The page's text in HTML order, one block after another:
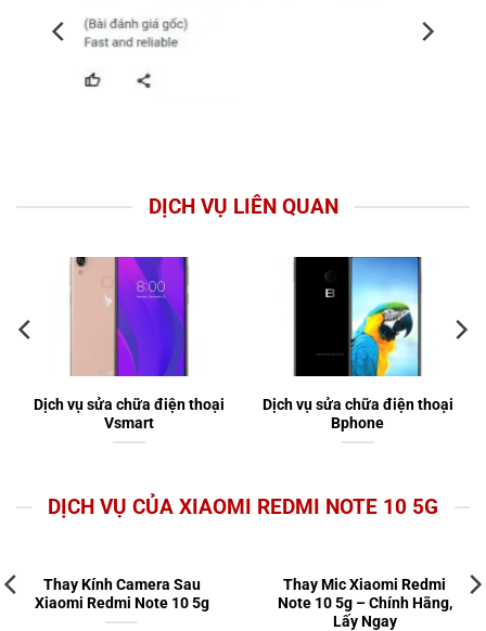
DỊCH VỤ LIÊN QUAN
Dịch vụ sửa chữa điện thoại
Vsmart
Dịch vụ sửa chữa điện thoại
Bphone
DỊCH VỤ CỦA XIAOMI REDMI NOTE 10 5G
Thay Kính Camera Sau
Xiaomi Redmi Note 10 5g
Thay Mic Xiaomi Redmi
Note 10 5g – Chính Hãng,
Lấy Ngay